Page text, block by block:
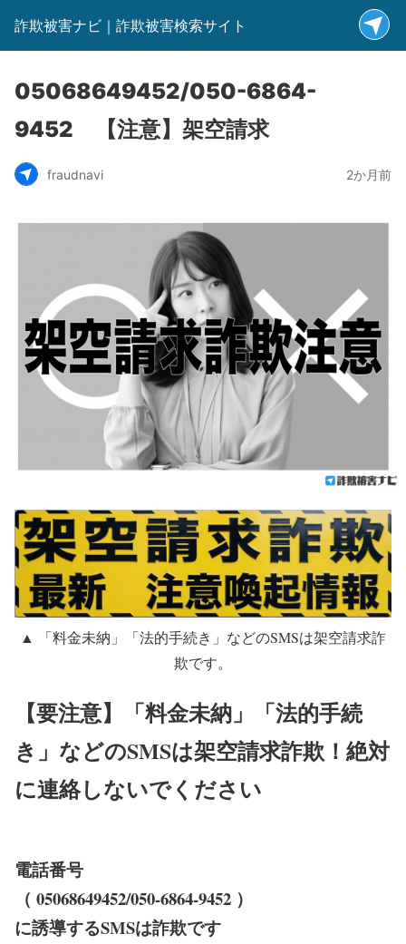
詐欺被害ナビ｜詐欺被害検索サイト
05068649452/050-6864-
9452 【注意】架空請求
fraudnavi 2か月前
▲ 「料金未納」「法的手続き」などのSMSは架空請求詐
欺です。
【要注意】「料金未納」「法的手続
き」などのSMSは架空請求詐欺！絶対
に連絡しないでください
電話番号
（ 05068649452/050-6864-9452 ）
に誘導するSMSは詐欺です